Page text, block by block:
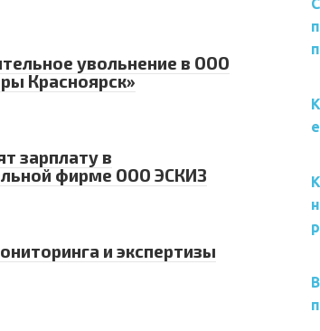
увольнение в ООО
Красноярск»
зарплату в
фирме ООО ЭСКИЗ
и экспертизы